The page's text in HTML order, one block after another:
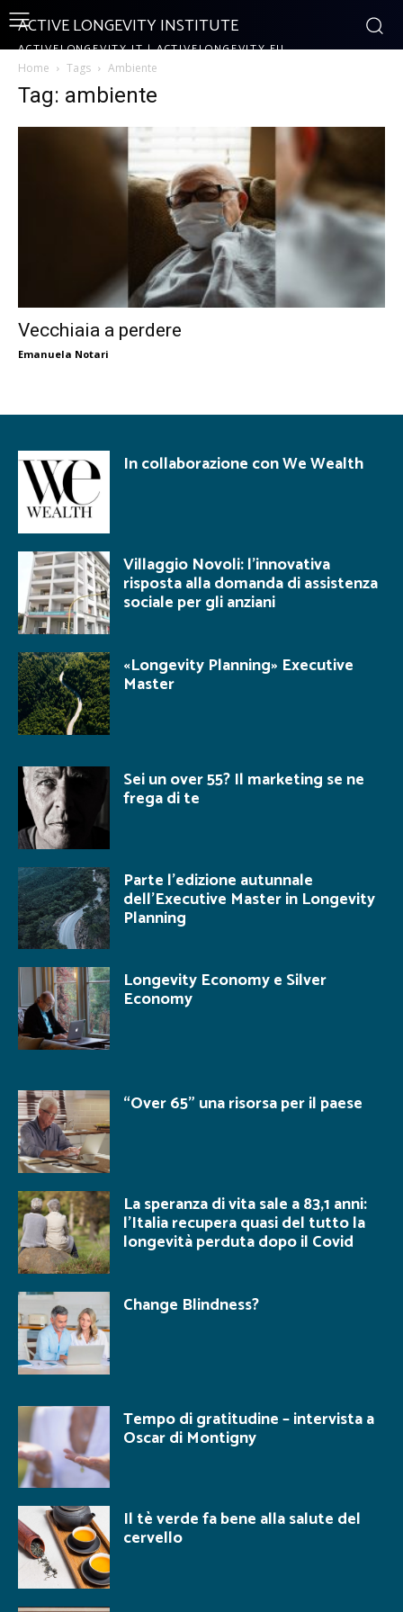
ACTIVE LONGEVITY INSTITUTE
ACTIVELONGEVITY.IT | ACTIVELONGEVITY.EU
Home Tags Ambiente
Tag: ambiente
Vecchiaia a perdere
Emanuela Notari
In collaborazione con We Wealth
Villaggio Novoli: l’innovativa
risposta alla domanda di assistenza
sociale per gli anziani
«Longevity Planning» Executive
Master
Sei un over 55? Il marketing se ne
frega di te
Parte l’edizione autunnale
dell’Executive Master in Longevity
Planning
Longevity Economy e Silver
Economy
“Over 65” una risorsa per il paese
La speranza di vita sale a 83,1 anni:
l’Italia recupera quasi del tutto la
longevità perduta dopo il Covid
Change Blindness?
Tempo di gratitudine – intervista a
Oscar di Montigny
Il tè verde fa bene alla salute del
cervello